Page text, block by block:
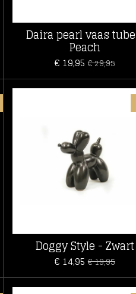
Daira pearl vaas
Peach
€ 19,95 € 29,95
Doggy Style - Zwart
€ 14,95 € 19,95